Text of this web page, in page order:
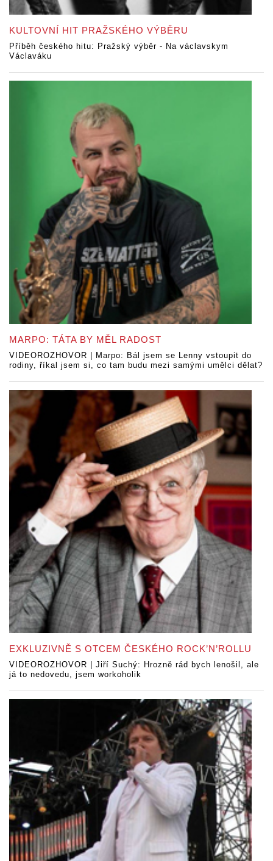
KULTOVNÍ HIT PRAŽSKÉHO VÝBĚRU
Příběh českého hitu: Pražský výběr - Na václavskym
Václaváku
MARPO: TÁTA BY MĚL RADOST
VIDEOROZHOVOR | Marpo: Bál jsem se Lenny vstoupit do
rodiny, říkal jsem si, co tam budu mezi samými umělci dělat?
EXKLUZIVNĚ S OTCEM ČESKÉHO ROCK’N’ROLLU
VIDEOROZHOVOR | Jiří Suchý: Hrozně rád bych lenošil, ale
já to nedovedu, jsem workoholik